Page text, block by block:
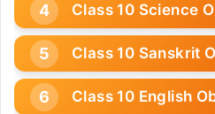
Class 10 Science
Class 10 Sanskrit
Class 10 English